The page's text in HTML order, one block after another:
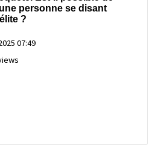
personne se disant
?
07:49